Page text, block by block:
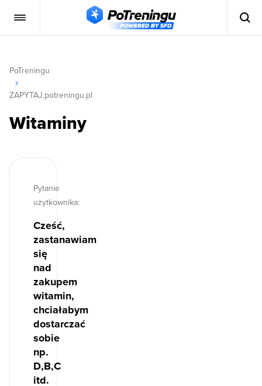
PoTreningu
ZAPYTAJ.potreningu.pl
Witaminy
Pytanie
użytkownika:
Cześć,
zastanawiam
się
nad
zakupem
witamin,
chciałabym
dostarczać
sobie
np.
D,B,C
itd.